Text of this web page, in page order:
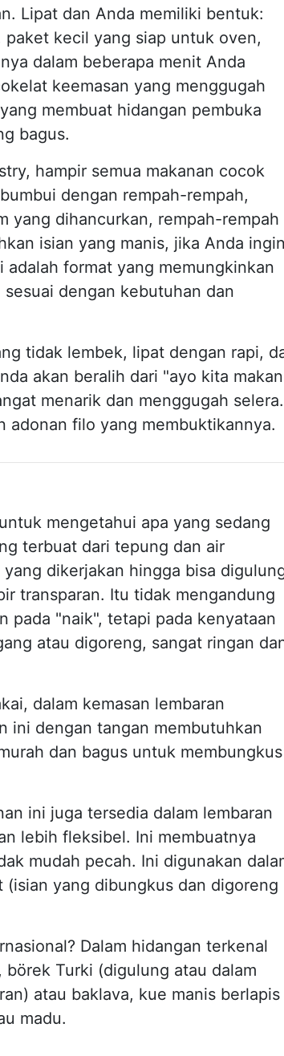
Lipat dan Anda memiliki bentuk:
kecil yang siap untuk oven,
dalam beberapa menit Anda
keemasan yang menggugah
membuat hidangan pembuka
bagus.
hampir semua makanan cocok
dengan rempah-rempah,
yang dihancurkan, rempah-rempah
isian yang manis, jika Anda
format yang memungkinkan
dengan kebutuhan dan
tidak lembek, lipat dengan rapi,
akan beralih dari "ayo kita makan
menarik dan menggugah selera.
adonan filo yang membuktikannya.
mengetahui apa yang sedang
terbuat dari tepung dan air
dikerjakan hingga bisa
transparan. Itu tidak mengandung
pada "naik", tetapi pada kenyataan
atau digoreng, sangat ringan
dalam kemasan lembaran
ini dengan tangan membutuhkan
dan bagus untuk membungkus
ini juga tersedia dalam lembaran
lebih fleksibel. Ini membuatnya
mudah pecah. Ini digunakan
yang dibungkus dan digoreng
Dalam hidangan terkenal
Turki (digulung atau dalam
atau baklava, kue manis berlapis
madu.